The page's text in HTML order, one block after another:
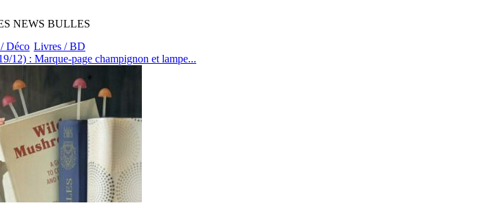
NEWS BULLES
Déco Livres / BD
12) : Marque-page champignon et lampe...